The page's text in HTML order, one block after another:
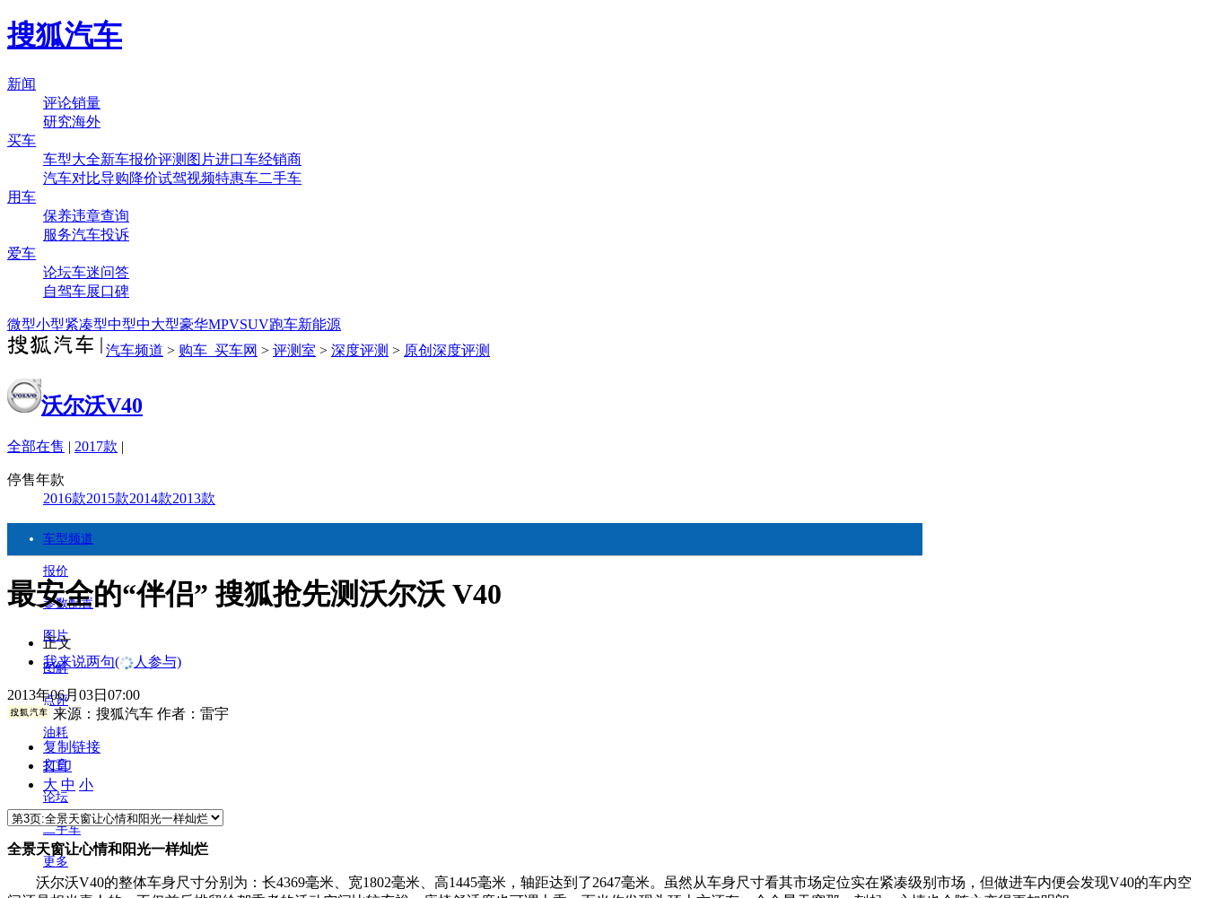
搜狐汽车
新闻
评论销量
研究海外
买车
车型大全新车报价评测 图片进口车经销商
汽车对比导购降价试驾视频特惠车二手车
用车
保养违章查询
服务汽车投诉
爱车
论坛车迷问答
自驾车展口碑
微型小型紧凑型中型中大型豪华MPVSUV跑车新能源
汽车频道 > 购车_买车网 > 评测室 > 深度评测 > 原创深度评测
沃尔沃V40
全部在售 | 2017款 |
停售年款
2016款2015款2014款2013款
车型频道
报价
参数配置
图片
图解
点评
油耗
文章
论坛
二手车
更多
最安全的“伴侣” 搜狐抢先测沃尔沃 V40
正文
我来说两句( 人参与)
2013年06月03日07:00
来源： 搜狐汽车作者：雷宇
复制链接
打印
大 中 小
全景天窗让心情和阳光一样灿烂
沃尔沃V40的整体车身尺寸分别为：长4369毫米、宽1802毫米、高1445毫米，轴距达到了2647毫米。虽然从车身尺寸看其市场定位实在紧凑级别市场，但做进车内便会发现V40的车内空